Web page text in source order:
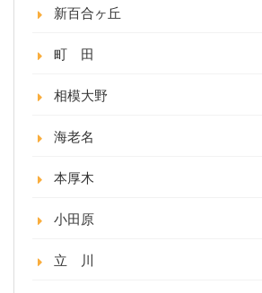
新百合ヶ丘
町 田
相模大野
海老名
本厚木
小田原
立 川